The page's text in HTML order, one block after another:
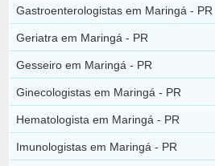
Gastroenterologistas em Maringá - PR
Geriatra em Maringá - PR
Gesseiro em Maringá - PR
Ginecologistas em Maringá - PR
Hematologista em Maringá - PR
Imunologistas em Maringá - PR